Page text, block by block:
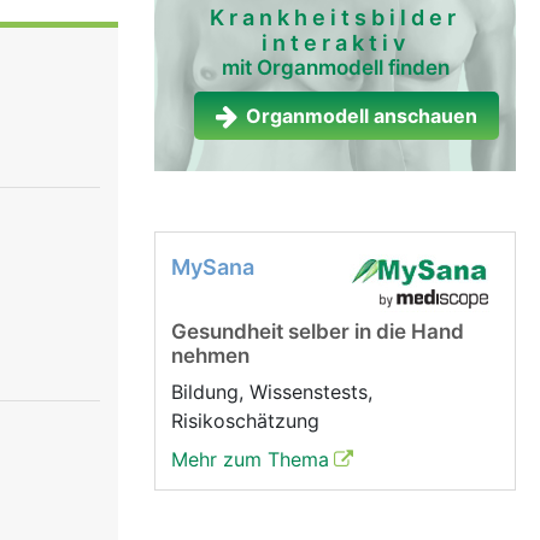
zur
Urin.
Krankheitsbilder
interaktiv
mit Organmodell finden
Organmodell anschauen
MySana
Gesundheit selber in die Hand
nehmen
Bildung, Wissenstests,
Risikoschätzung
Mehr zum Thema